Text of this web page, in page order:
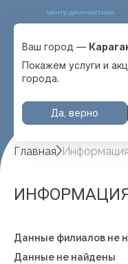
центр диагностики
Выбрать город
с. Отеген батыра
Ваш город —
Покажем услуги и
города.
Да, верно
Главная
Данные филиалов не
Данные не найдены